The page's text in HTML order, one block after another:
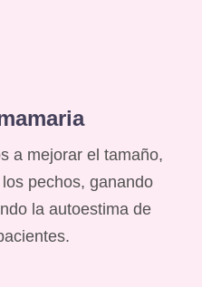
a mejorar el tamaño,
pechos, ganando
la autoestima de